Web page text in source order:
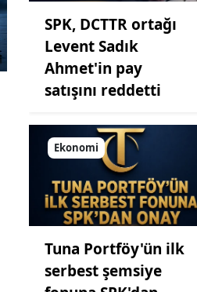
SPK, DCTTR ortağı
Levent Sadık
Ahmet'in pay
satışını reddetti
Ekonomi
Tuna Portföy'ün ilk
serbest şemsiye